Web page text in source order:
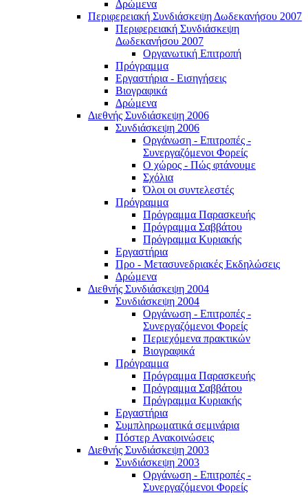
Δρώμενα
Περιφερειακή Συνδιάσκεψη Δωδεκανήσου 2007
Περιφερειακή Συνδιάσκεψη
Δωδεκανήσου 2007
Οργανωτική Επιτροπή
Πρόγραμμα
Εργαστήρια - Εισηγήσεις
Βιογραφικά
Δρώμενα
Διεθνής Συνδιάσκεψη 2006
Συνδιάσκεψη 2006
Οργάνωση - Επιτροπές -
Συνεργαζόμενοι Φορείς
Ο χώρος - Πώς φτάνουμε
Σχόλια
Όλοι οι συντελεστές
Πρόγραμμα
Πρόγραμμα Παρασκευής
Πρόγραμμα Σαββάτου
Πρόγραμμα Κυριακής
Εργαστήρια
Προ - Μετασυνεδριακές Εκδηλώσεις
Δρώμενα
Διεθνής Συνδιάσκεψη 2004
Συνδιάσκεψη 2004
Οργάνωση - Επιτροπές -
Συνεργαζόμενοι Φορείς
Περιεχόμενα πρακτικών
Βιογραφικά
Πρόγραμμα
Πρόγραμμα Παρασκευής
Πρόγραμμα Σαββάτου
Πρόγραμμα Κυριακής
Εργαστήρια
Συμπληρωματικά σεμινάρια
Πόστερ Ανακοινώσεις
Διεθνής Συνδιάσκεψη 2003
Συνδιάσκεψη 2003
Οργάνωση - Επιτροπές -
Συνεργαζόμενοι Φορείς